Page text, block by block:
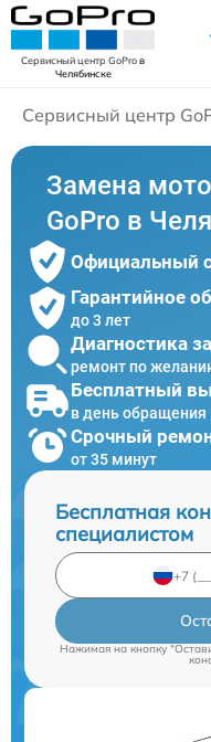
Сервисный центр GoProв
Челябинске
Сервисный центр
Замена
GoPro в
Официальный
Гарантийное
до 3 лет
Диагностика
ремонт по
Бесплатный
в день обращения
Срочный
от 35 минут
Бесплатная
специалистом
Нажимая на кнопку